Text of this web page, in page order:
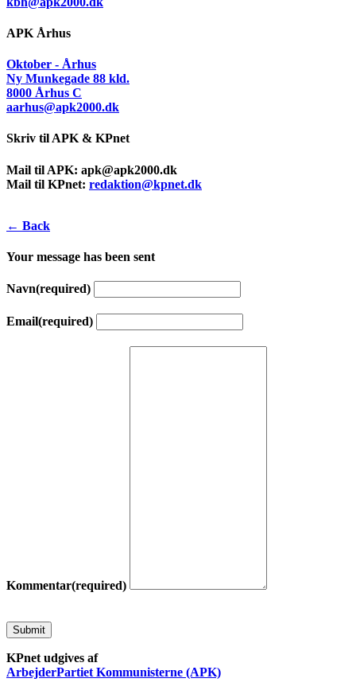
APK Århus
Oktober - Århus
Ny Munkegade 88 kld.
8000 Århus C
aarhus@apk2000.dk
Skriv til APK & KPnet
Mail til APK: apk@apk2000.dk
Mail til KPnet: redaktion@kpnet.dk
← Back
Your message has been sent
Navn(required)
Email(required)
Kommentar(required)
Submit
KPnet udgives af
ArbejderPartiet Kommunisterne (APK)